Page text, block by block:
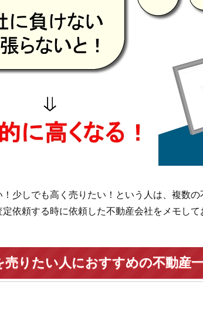
少しでも高く売りたい！という人は、複数の
依頼する時に依頼した不動産会社をメモし
売りたい人におすすめの不動産